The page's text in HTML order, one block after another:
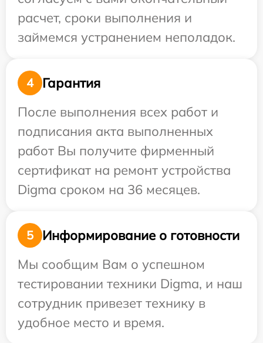
расчет, сроки выполнения и
займемся устранением неполадок.
4
Гарантия
После выполнения всех работ и
подписания акта выполненных
работ Вы получите фирменный
сертификат на ремонт устройства
Digma сроком на 36 месяцев.
5
Информирование о готовности
Мы сообщим Вам о успешном
тестировании техники Digma, и наш
сотрудник привезет технику в
удобное место и время.